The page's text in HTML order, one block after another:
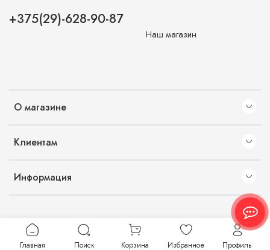
О магазине
Клиентам
Информация
+375(29)-628-90-87
Наш магазин
Главная Поиск Корзина Избранное Профиль